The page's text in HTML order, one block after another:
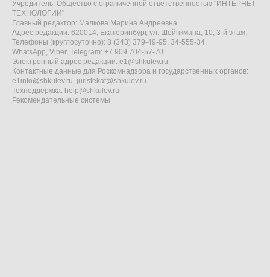
Учредитель: Общество с ограниченной ответственностью "ИНТЕРНЕТ
ТЕХНОЛОГИИ"
Главный редактор: Малкова Марина Андреевна
Адрес редакции: 620014, Екатеринбург, ул. Шейнкмана, 10, 3-й этаж,
Телефоны (круглосуточно): 8 (343) 379-49-95, 34-555-34,
WhatsApp, Viber, Telegram: +7 909 704-57-70
Электронный адрес редакции: e1@shkulev.ru
Контактные данные для Роскомнадзора и государственных органов:
e1info@shkulev.ru, juristekat@shkulev.ru
Техподдержка: help@shkulev.ru
Рекомендательные системы